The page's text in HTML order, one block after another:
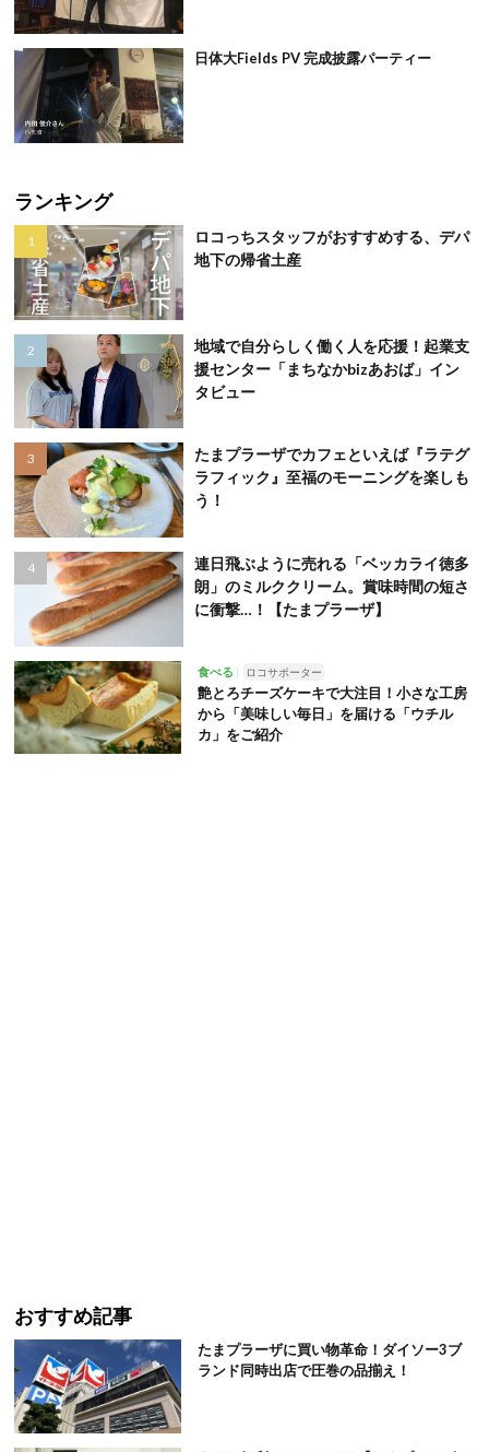
日体大Fields PV 完成披露パーティー
ランキング
ロコっちスタッフがおすすめする、デパ
地下の帰省土産
地域で自分らしく働く人を応援！起業支
援センター「まちなかbizあおば」イン
タビュー
たまプラーザでカフェといえば『ラテグ
ラフィック』至福のモーニングを楽しも
う！
連日飛ぶように売れる「ベッカライ徳多
朗」のミルククリーム。賞味時間の短さ
に衝撃…！【たまプラーザ】
食べる ロコサポーター
艶とろチーズケーキで大注目！小さな工房
から「美味しい毎日」を届ける「ウチル
カ」をご紹介
おすすめ記事
たまプラーザに買い物革命！ダイソー3ブ
ランド同時出店で圧巻の品揃え！